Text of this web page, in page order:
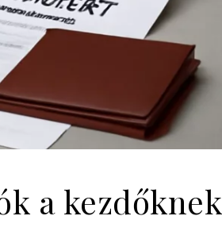
a kezdőknek